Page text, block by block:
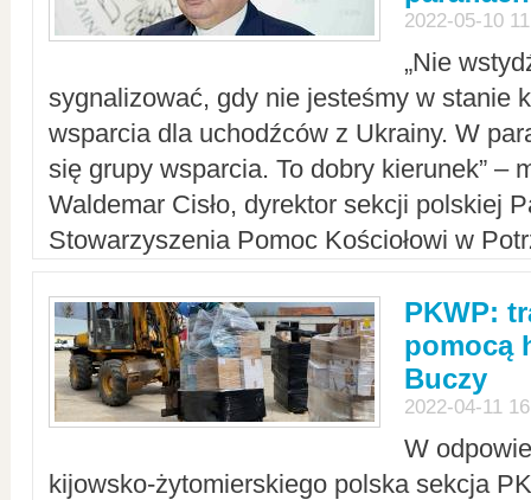
2022-05-10
„Nie
sygnalizować, gdy nie jesteśmy w stanie
wsparcia dla uchodźców z Ukrainy. W
się grupy wsparcia. To dobry kierunek” –
Waldemar Cisło, dyrektor sekcji polskiej
Stowarzyszenia Pomoc Kościołowi w
PKWP:
pomocą
Buczy
2022-04-11
W
kijowsko-żytomierskiego polska sekcja